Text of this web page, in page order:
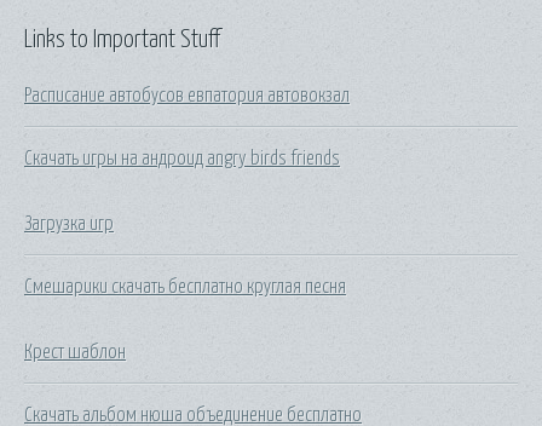
Links to Important Stuff
Расписание автобусов евпатория автовокзал
Скачать игры на андроид angry birds friends
Загрузка игр
Смешарики скачать бесплатно круглая песня
Крест шаблон
Скачать альбом нюша объединение бесплатно